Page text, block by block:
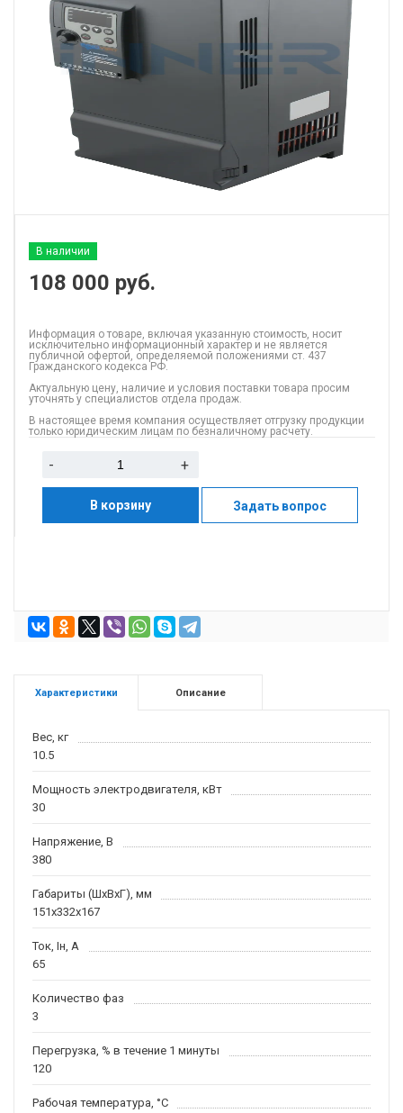
В наличии
108 000 руб.
Информация о товаре, включая указанную стоимость, носит
исключительно информационный характер и не является
публичной офертой, определяемой положениями ст. 437
Гражданского кодекса РФ.
Актуальную цену, наличие и условия поставки товара просим
уточнять у специалистов отдела продаж.
В настоящее время компания осуществляет отгрузку продукции
только юридическим лицам по безналичному расчету.
- +
В корзину Задать вопрос
Характеристики Описание
Вес, кг
10.5
Мощность электродвигателя, кВт
30
Напряжение, В
380
Габариты (ШхВхГ), мм
151x332x167
Ток, Iн, А
65
Количество фаз
3
Перегрузка, % в течение 1 минуты
120
Рабочая температура, °С